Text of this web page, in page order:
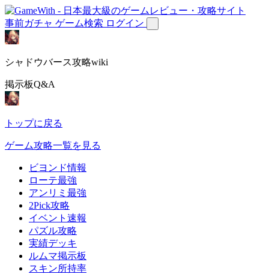
事前ガチャ ゲーム検索 ログイン
シャドウバース攻略wiki
掲示板Q&A
トップに戻る
ゲーム攻略一覧を見る
ビヨンド情報
ローテ最強
アンリミ最強
2Pick攻略
イベント速報
パズル攻略
実績デッキ
ルムマ掲示板
スキン所持率